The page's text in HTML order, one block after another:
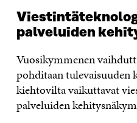
palveluiden
Vuosikymmenen
pohditaan tulevaisuuden
kiehtovilta vaikuttavat
palveluiden